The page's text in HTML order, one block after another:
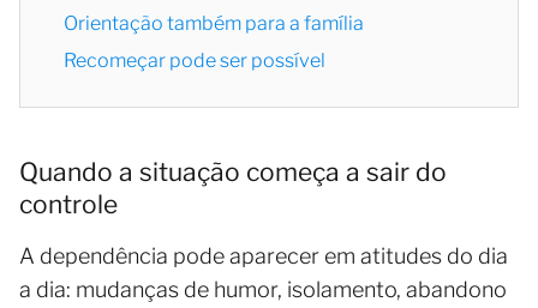
Orientação também para a família
Recomeçar pode ser possível
Quando a situação começa a sair do
controle
A dependência pode aparecer em atitudes do dia
a dia: mudanças de humor, isolamento, abandono